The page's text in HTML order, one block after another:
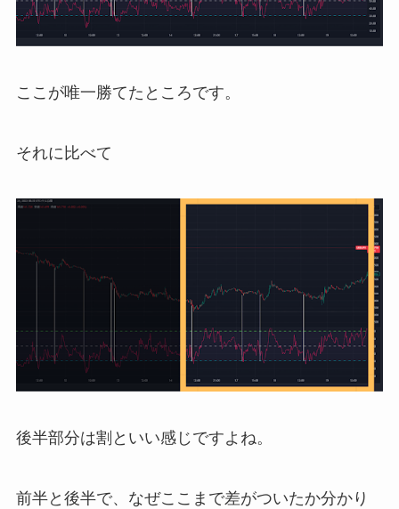
ここが唯一勝てたところです。
それに比べて
後半部分は割といい感じですよね。
前半と後半で、なぜここまで差がついたか分かり